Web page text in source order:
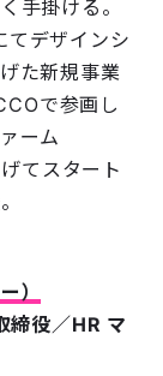
手掛ける。
デザインシ
た新規事業
で参画し
ーム
てスタート
）
役／HR マ